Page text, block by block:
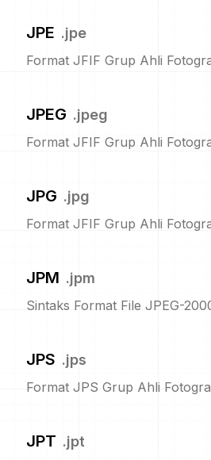
JPE .jpe
Format JFIF Grup Ahli
JPEG .jpeg
Format JFIF Grup Ahli
JPG .jpg
Format JFIF Grup Ahli
JPM .jpm
Sintaks Format File JPEG-
JPS .jps
Format JPS Grup Ahli
JPT .jpt